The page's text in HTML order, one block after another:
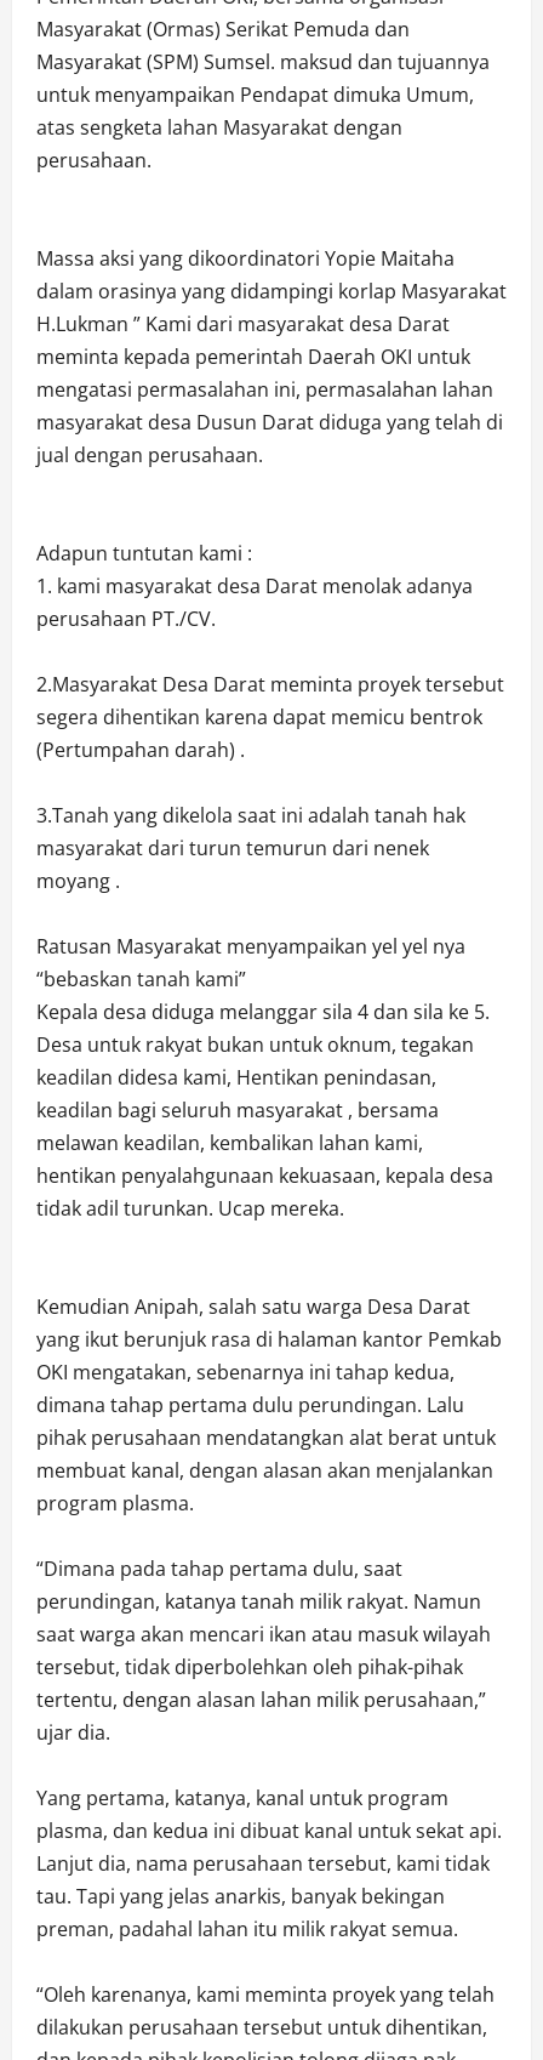
Masyarakat (Ormas) Serikat Pemuda dan
Masyarakat (SPM) Sumsel. maksud dan tujuannya
untuk menyampaikan Pendapat dimuka Umum,
atas sengketa lahan Masyarakat dengan
perusahaan.
Massa aksi yang dikoordinatori Yopie Maitaha
dalam orasinya yang didampingi korlap Masyarakat
H.Lukman ” Kami dari masyarakat desa Darat
meminta kepada pemerintah Daerah OKI untuk
mengatasi permasalahan ini, permasalahan lahan
masyarakat desa Dusun Darat diduga yang telah di
jual dengan perusahaan.
Adapun tuntutan kami :
1. kami masyarakat desa Darat menolak adanya
perusahaan PT./CV.
2.Masyarakat Desa Darat meminta proyek tersebut
segera dihentikan karena dapat memicu bentrok
(Pertumpahan darah) .
3.Tanah yang dikelola saat ini adalah tanah hak
masyarakat dari turun temurun dari nenek
moyang .
Ratusan Masyarakat menyampaikan yel yel nya
“bebaskan tanah kami”
Kepala desa diduga melanggar sila 4 dan sila ke 5.
Desa untuk rakyat bukan untuk oknum, tegakan
keadilan didesa kami, Hentikan penindasan,
keadilan bagi seluruh masyarakat , bersama
melawan keadilan, kembalikan lahan kami,
hentikan penyalahgunaan kekuasaan, kepala desa
tidak adil turunkan. Ucap mereka.
Kemudian Anipah, salah satu warga Desa Darat
yang ikut berunjuk rasa di halaman kantor Pemkab
OKI mengatakan, sebenarnya ini tahap kedua,
dimana tahap pertama dulu perundingan. Lalu
pihak perusahaan mendatangkan alat berat untuk
membuat kanal, dengan alasan akan menjalankan
program plasma.
“Dimana pada tahap pertama dulu, saat
perundingan, katanya tanah milik rakyat. Namun
saat warga akan mencari ikan atau masuk wilayah
tersebut, tidak diperbolehkan oleh pihak-pihak
tertentu, dengan alasan lahan milik perusahaan,”
ujar dia.
Yang pertama, katanya, kanal untuk program
plasma, dan kedua ini dibuat kanal untuk sekat api.
Lanjut dia, nama perusahaan tersebut, kami tidak
tau. Tapi yang jelas anarkis, banyak bekingan
preman, padahal lahan itu milik rakyat semua.
“Oleh karenanya, kami meminta proyek yang telah
dilakukan perusahaan tersebut untuk dihentikan,